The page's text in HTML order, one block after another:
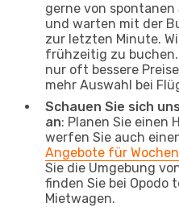
gerne von
und warten mit der
zur letzten Minute.
frühzeitig zu
nur oft bessere
mehr Auswahl bei
Schauen Sie sich
an: Planen Sie einen
werfen Sie auch
Angebote für
Sie die Umgebung
finden Sie bei Opodo
Mietwagen.